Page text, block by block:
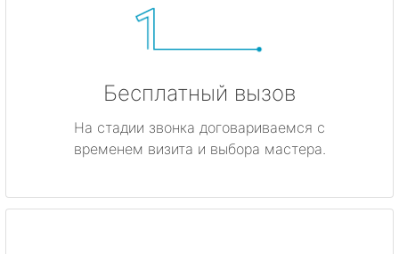
Бесплатный вызов
На стадии звонка договариваемся с
временем визита и выбора мастера.